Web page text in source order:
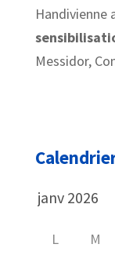
Handivienne
Messidor,
L M